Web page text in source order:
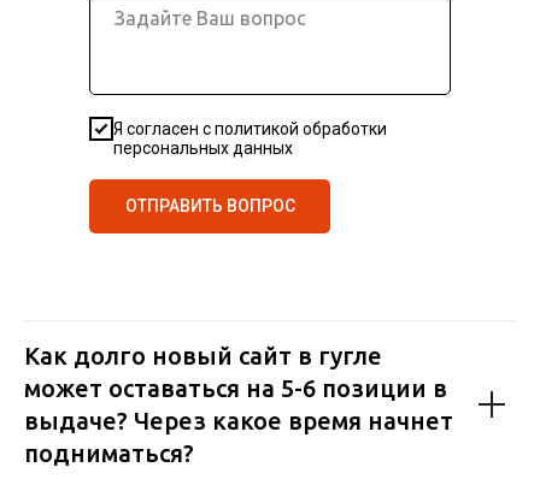
Я согласен с политикой обработки
персональных данных
ОТПРАВИТЬ ВОПРОС
Как долго новый сайт в гугле
может оставаться на 5-6 позиции в
выдаче? Через какое время начнет
подниматься?